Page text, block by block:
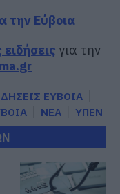
την Εύβοια
για την
ΕΥΒΟΙΑ
ΝΕΑ ΥΠΕΝ